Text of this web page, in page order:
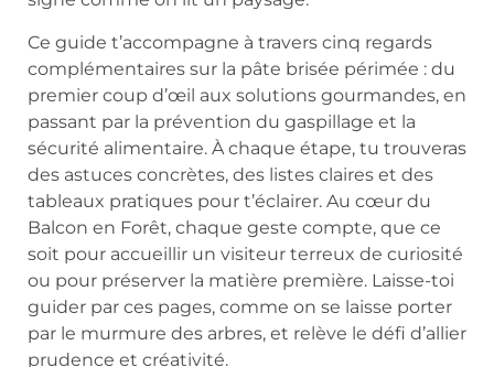
Ce guide t’accompagne à travers cinq regards
complémentaires sur la pâte brisée périmée : du
premier coup d’œil aux solutions gourmandes, en
passant par la prévention du gaspillage et la
sécurité alimentaire. À chaque étape, tu trouveras
des astuces concrètes, des listes claires et des
tableaux pratiques pour t’éclairer. Au cœur du
Balcon en Forêt, chaque geste compte, que ce
soit pour accueillir un visiteur terreux de curiosité
ou pour préserver la matière première. Laisse-toi
guider par ces pages, comme on se laisse porter
par le murmure des arbres, et relève le défi d’allier
prudence et créativité.